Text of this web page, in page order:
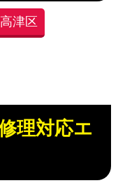
高津区
理対応エ